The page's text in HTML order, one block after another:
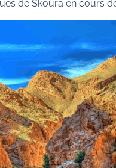
de Skoura en cours